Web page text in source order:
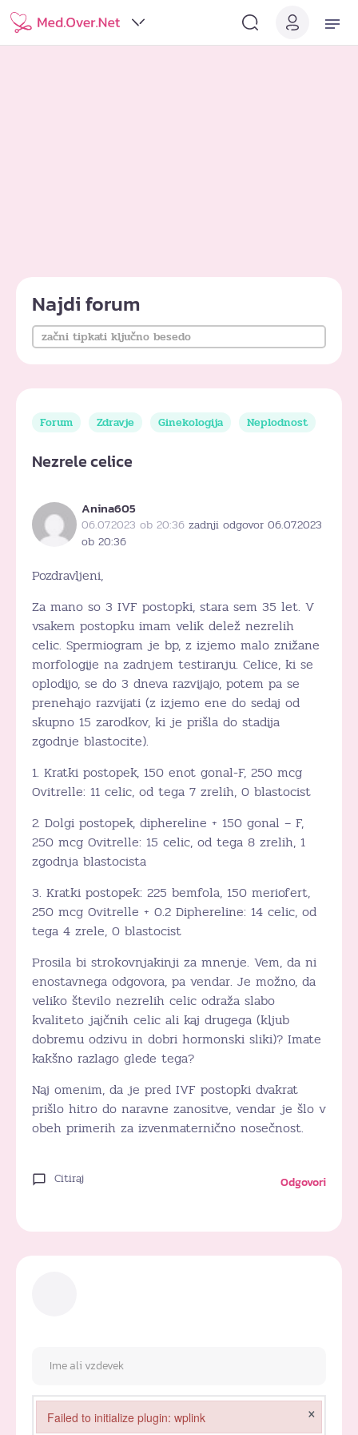
Najdi forum
Forum Zdravje Ginekologija Neplodnost
Nezrele celice
Anina605
06.07.2023 ob 20:36 zadnji odgovor 06.07.2023
ob 20:36
Pozdravljeni,
Za mano so 3 IVF postopki, stara sem 35 let. V
vsakem postopku imam velik delež nezrelih
celic. Spermiogram je bp, z izjemo malo znižane
morfologije na zadnjem testiranju. Celice, ki se
oplodijo, se do 3 dneva razvijajo, potem pa se
prenehajo razvijati (z izjemo ene do sedaj od
skupno 15 zarodkov, ki je prišla do stadija
zgodnje blastocite).
1. Kratki postopek, 150 enot gonal-F, 250 mcg
Ovitrelle: 11 celic, od tega 7 zrelih, 0 blastocist
2. Dolgi postopek, diphereline + 150 gonal – F,
250 mcg Ovitrelle: 15 celic, od tega 8 zrelih, 1
zgodnja blastocista
3. Kratki postopek: 225 bemfola, 150 meriofert,
250 mcg Ovitrelle + 0.2 Diphereline: 14 celic, od
tega 4 zrele, 0 blastocist
Prosila bi strokovnjakinji za mnenje. Vem, da ni
enostavnega odgovora, pa vendar. Je možno, da
veliko število nezrelih celic odraža slabo
kvaliteto jajčnih celic ali kaj drugega (kljub
dobremu odzivu in dobri hormonski sliki)? Imate
kakšno razlago glede tega?
Naj omenim, da je pred IVF postopki dvakrat
prišlo hitro do naravne zanositve, vendar je šlo v
obeh primerih za izvenmaternično nosečnost.
Citiraj Odgovori
Failed to initialize plugin: wplink ×